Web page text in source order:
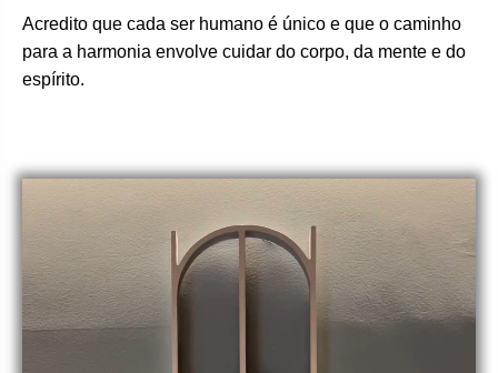
Acredito que cada ser humano é único e que o caminho
para a harmonia envolve cuidar do corpo, da mente e do
espírito.